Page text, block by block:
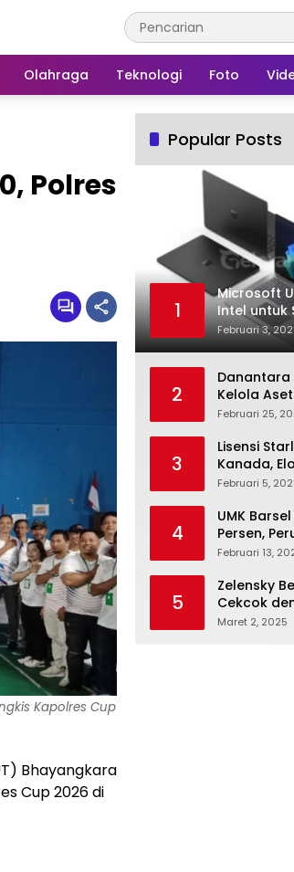
Olahraga Teknologi Foto
Polres
Kapolres Cup
Bhayangkara
Cup 2026 di
Popular Posts
1
Microsoft
Intel untuk
Surface
Februari 3,
2
Danantara
Kelola
Rupiah dari
Februari 25,
3
Lisensi
Kanada,
Imbas
Februari 5,
4
UMK
Persen,
Taat
Februari 13,
5
Zelensky
Cekcok
Maret 2, 2025